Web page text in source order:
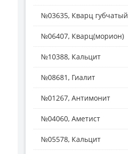
№03635, Кварц губчатый
№06407, Кварц(морион)
№10388, Кальцит
№08681, Гиалит
№01267, Антимонит
№04060, Аметист
№05578, Кальцит